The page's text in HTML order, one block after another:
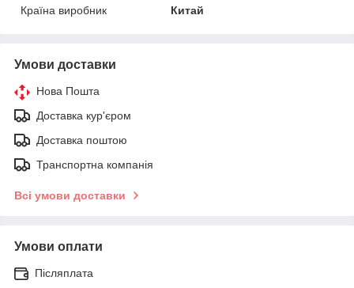
Країна виробник
Китай
Умови доставки
Нова Пошта
Доставка кур'єром
Доставка поштою
Транспортна компанія
Всі умови доставки
Умови оплати
Післяплата